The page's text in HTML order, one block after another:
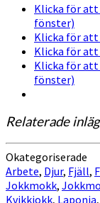
Klicka för att
fönster)
Klicka för
Klicka för
Klicka för
fönster)
Relaterade
Okategoriserade
Arbete, Djur, Fjäll,
Jokkmokk,
Kvikkjokk, Laponia,